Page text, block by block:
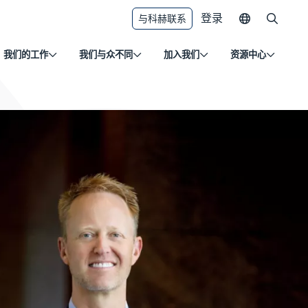
我们的工作 我们与众不同 加入我们 资源中心
与科赫联系 登录